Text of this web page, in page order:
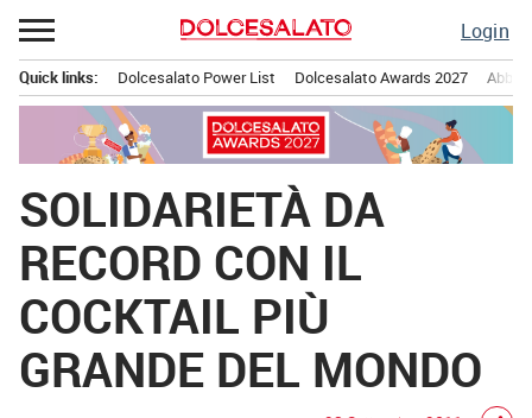
Passa
al
contenuto
Login
principale
Quick links: Dolcesalato Power List Dolcesalato Awards 2027
SOLIDARIETÀ DA
RECORD CON IL
COCKTAIL PIÙ
GRANDE DEL MONDO